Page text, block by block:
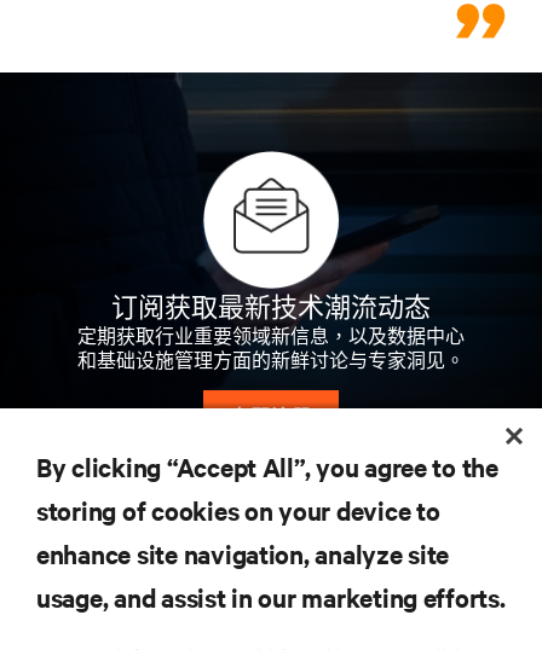
订阅获取最新技术潮流动态
定期获取行业重要领域新信息，以及数据中心
和基础设施管理方面的新鲜讨论与专家洞见。
立即注册
資源
By clicking “Accept All”, you agree to the
storing of cookies on your device to
enhance site navigation, analyze site
usage, and assist in our marketing efforts.